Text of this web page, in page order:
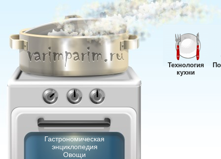
Гастрономическая
энциклопедия
Овощи
Технология
кухни